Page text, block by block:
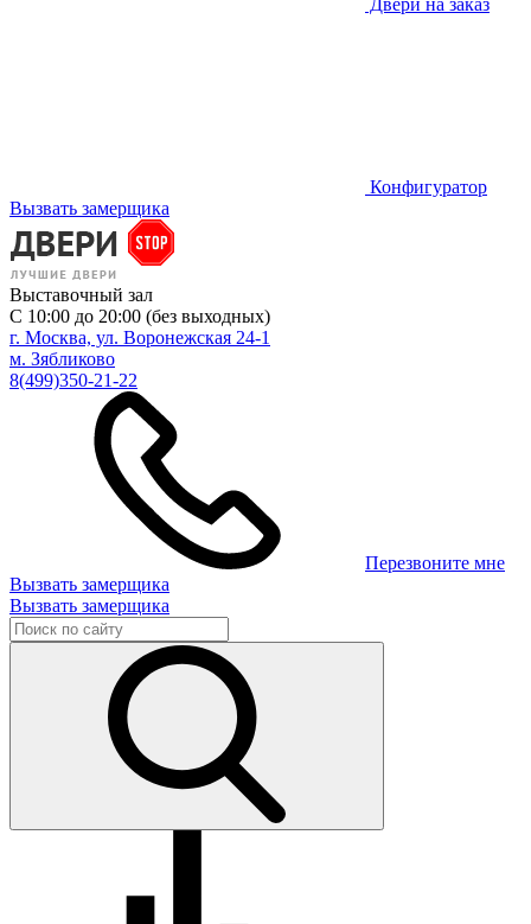
Двери на заказ
Конфигуратор
Вызвать замерщика
Выставочный зал
С 10:00 до 20:00 (без выходных)
г. Москва, ул. Воронежская 24-1
м. Зябликово
8(499)350-21-22
Перезвоните мне
Вызвать замерщика
Вызвать замерщика